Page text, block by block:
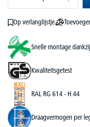
Op verlanglijstje
Snelle montage
Kwaliteitsgetest
RAL RG 614 - H 44
Draagvermogen per